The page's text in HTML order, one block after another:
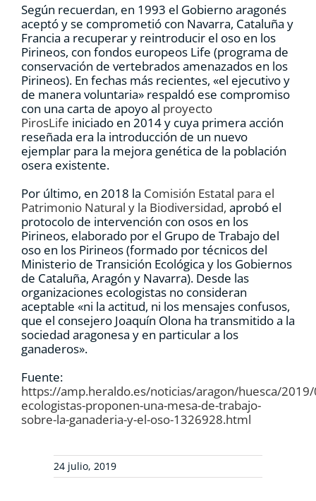
Según recuerdan, en 1993 el Gobierno aragonés
aceptó y se comprometió con Navarra, Cataluña y
Francia a recuperar y reintroducir el oso en los
Pirineos, con fondos europeos Life (programa de
conservación de vertebrados amenazados en los
Pirineos). En fechas más recientes, «el ejecutivo y
de manera voluntaria» respaldó ese compromiso
con una carta de apoyo al proyecto
PirosLife iniciado en 2014 y cuya primera acción
reseñada era la introducción de un nuevo
ejemplar para la mejora genética de la población
osera existente.
Por último, en 2018 la Comisión Estatal para el
Patrimonio Natural y la Biodiversidad, aprobó el
protocolo de intervención con osos en los
Pirineos, elaborado por el Grupo de Trabajo del
oso en los Pirineos (formado por técnicos del
Ministerio de Transición Ecológica y los Gobiernos
de Cataluña, Aragón y Navarra). Desde las
organizaciones ecologistas no consideran
aceptable «ni la actitud, ni los mensajes confusos,
que el consejero Joaquín Olona ha transmitido a la
sociedad aragonesa y en particular a los
ganaderos».
Fuente:
https://amp.heraldo.es/noticias/aragon/huesca/
ecologistas-proponen-una-mesa-de-trabajo-
sobre-la-ganaderia-y-el-oso-1326928.html
24 julio, 2019